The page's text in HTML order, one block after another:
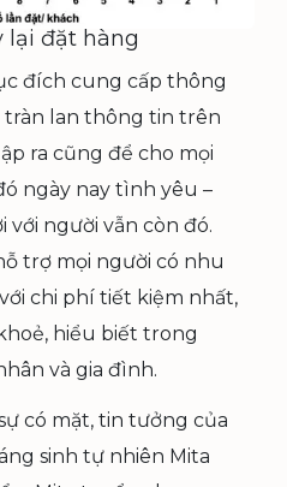
lại đặt hàng
đích cung cấp thông
lan thông tin trên
ra cũng để cho mọi
ngày nay tình yêu –
với người vẫn còn đó.
trợ mọi người có nhu
chi phí tiết kiệm nhất,
hiểu biết trong
và gia đình.
có mặt, tin tưởng của
sinh tự nhiên Mita